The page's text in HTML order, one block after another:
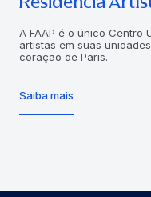
A FAAP é o único Centro
artistas em suas
coração de Paris.
Saiba mais